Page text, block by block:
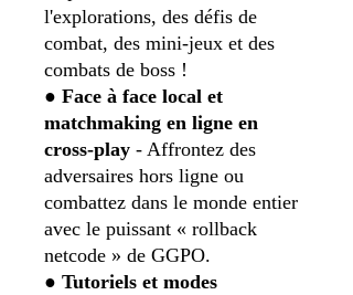
l'explorations, des défis de
combat, des mini-jeux et des
combats de boss !
● Face à face local et
matchmaking en ligne en
cross-play - Affrontez des
adversaires hors ligne ou
combattez dans le monde entier
avec le puissant « rollback
netcode » de GGPO.
● Tutoriels et modes